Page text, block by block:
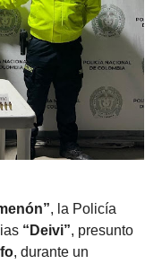
, la Policía
“Deivi”, presunto
, durante un